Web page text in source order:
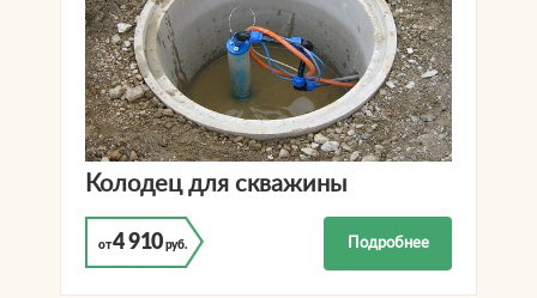
Колодец для скважины
от4 910 руб. Подробнее